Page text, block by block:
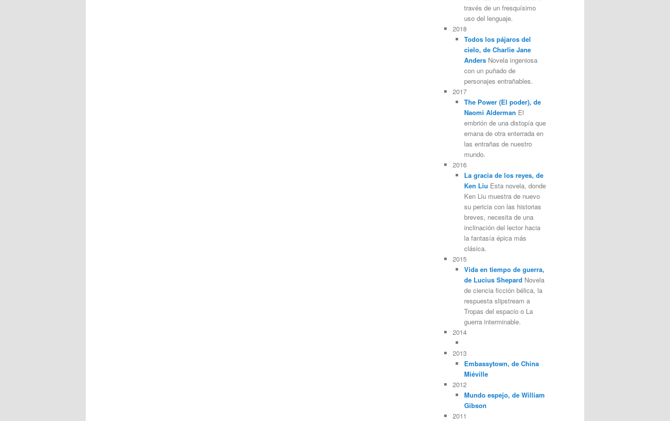
través de un fresquísimo
uso del lenguaje.
2018
Todos los pájaros del
cielo, de Charlie Jane
AndersNovela ingeniosa
con un puñado de
personajes entrañables.
2017
The Power (El poder), de
Naomi Alderman El
embrión de una distopía que
emana de otra enterrada en
las entrañas de nuestro
mundo.
2016
La gracia de los reyes, de
Ken Liu Esta novela, donde
Ken Liu muestra de nuevo
su pericia con las historias
breves, necesita de una
inclinación del lector hacia
la fantasía épica más
clásica.
2015
Vida en tiempo de guerra,
de Lucius Shepard Novela
de ciencia ficción bélica, la
respuesta slipstream a
Tropas del espacio o La
guerra interminable.
2014
2013
Embassytown, de China
Miéville
2012
Mundo espejo, de William
Gibson
2011